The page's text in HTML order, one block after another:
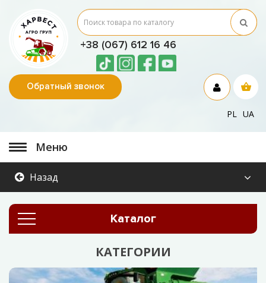
+38 (067) 612 16 46
Обратный звонок
PL UA
Меню
Назад
Каталог
КАТЕГОРИИ